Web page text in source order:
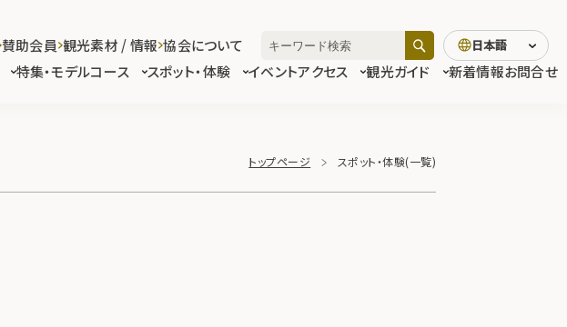
特集・モデルコース スポット・体験 イベントアクセス 観光ガイド 新着情報お問合せ
賛助会員 観光素材 / 情報 協会について 日本語
トップページ スポット・体験(一覧)